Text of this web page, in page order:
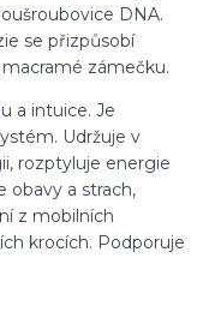
DNA.
se přizpůsobí
zámečku.
a intuice. Je
Udržuje v
rozptyluje energie
obavy a strach,
z mobilních
krocích. Podporuje